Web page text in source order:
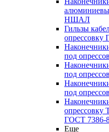
НШАЛ
Гильзы
под
под
под
ГОСТ 7386-
Еще